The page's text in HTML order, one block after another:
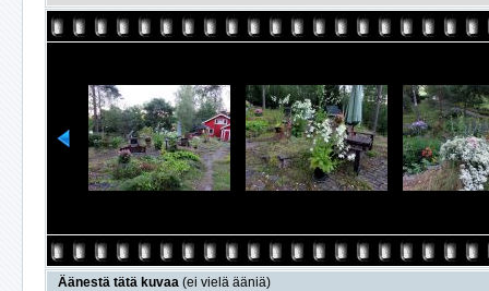
Äänestä tätä kuvaa (ei vielä ääniä)